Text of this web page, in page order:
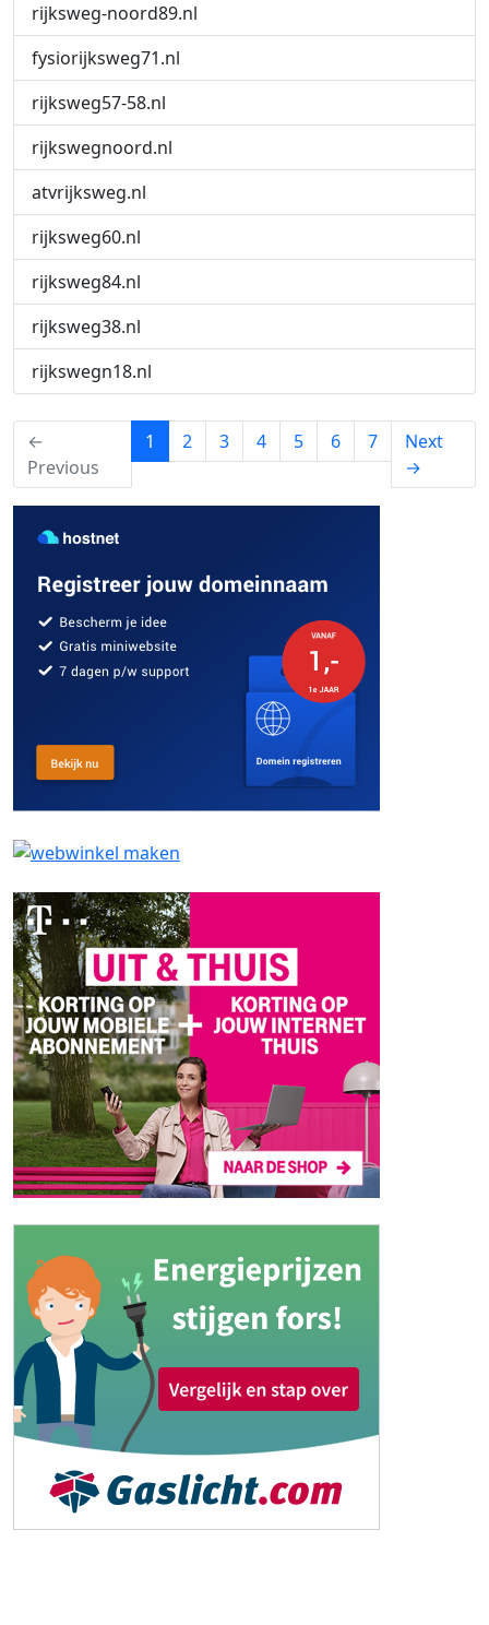
rijksweg-noord89.nl
fysiorijksweg71.nl
rijksweg57-58.nl
rijkswegnoord.nl
atvrijksweg.nl
rijksweg60.nl
rijksweg84.nl
rijksweg38.nl
rijkswegn18.nl
←
Previous
1 (current)
2 3 4 5 6 7
Next
→